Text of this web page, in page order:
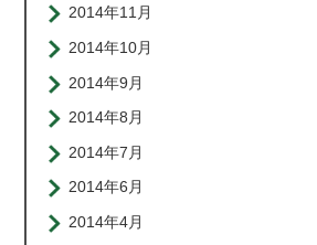
2014年11月
2014年10月
2014年9月
2014年8月
2014年7月
2014年6月
2014年4月